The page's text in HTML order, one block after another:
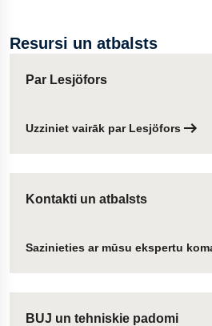
ieteikumus, skatiet mūsu detalizēto
Resursi un atbalsts
Par Lesjöfors
Uzziniet vairāk par Lesjöfors
Kontakti un atbalsts
Sazinieties ar mūsu ekspertu
BUJ un tehniskie padomi